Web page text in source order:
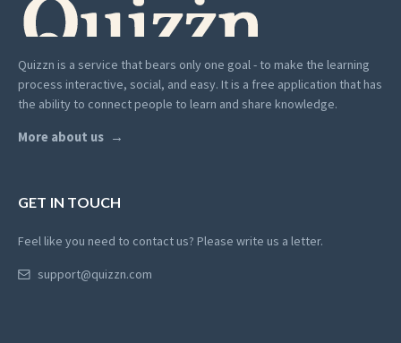
Quizzn is a service that bears only one goal - to make the learning
process interactive, social, and easy. It is a free application that has
the ability to connect people to learn and share knowledge.
More about us
GET IN TOUCH
Feel like you need to contact us? Please write us a letter.
support@quizzn.com